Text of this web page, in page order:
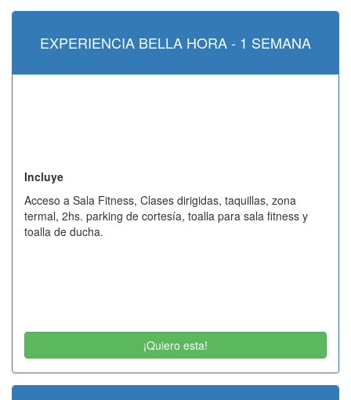
EXPERIENCIA BELLA HORA - 1 SEMANA
Incluye
Acceso a Sala Fitness, Clases dirigidas, taquillas, zona
termal, 2hs. parking de cortesía, toalla para sala fitness y
toalla de ducha.
¡Quiero esta!